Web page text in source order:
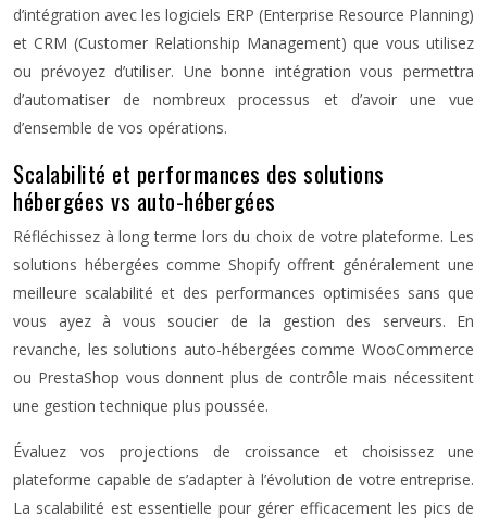
d’intégration avec les logiciels ERP (Enterprise Resource Planning)
et CRM (Customer Relationship Management) que vous utilisez
ou prévoyez d’utiliser. Une bonne intégration vous permettra
d’automatiser de nombreux processus et d’avoir une vue
d’ensemble de vos opérations.
Scalabilité et performances des solutions
hébergées vs auto-hébergées
Réfléchissez à long terme lors du choix de votre plateforme. Les
solutions hébergées comme Shopify offrent généralement une
meilleure scalabilité et des performances optimisées sans que
vous ayez à vous soucier de la gestion des serveurs. En
revanche, les solutions auto-hébergées comme WooCommerce
ou PrestaShop vous donnent plus de contrôle mais nécessitent
une gestion technique plus poussée.
Évaluez vos projections de croissance et choisissez une
plateforme capable de s’adapter à l’évolution de votre entreprise.
La scalabilité est essentielle pour gérer efficacement les pics de